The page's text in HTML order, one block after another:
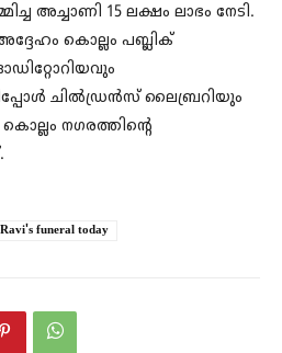
അച്ചാണി 15 ലക്ഷം ലാഭം നേടി.
കൊല്ലം പബ്ലിക്
ചിൽഡ്രൻസ് ലൈബ്രറിയും
നഗരത്തിന്റെ
funeral today